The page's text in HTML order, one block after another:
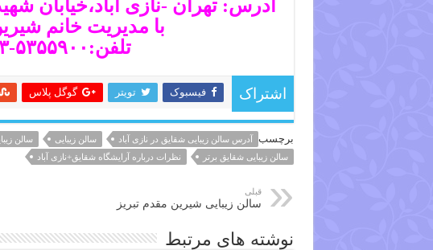
آدرس: تهران -نازی آباد،خیابان
با مدیریت خانم
تلفن:۵۳۵۵۹۰۰-۵۵۳۵۵۵۵۳
اشتراک فیسبوک تویتر گوگل پلاس
برچسب آدرس سالن زیبایی شقایق در نازی آباد سالن زیبایی سالن
سالن زیبایی شقایق برتر
نظرات درباره آرایشگاه شقایق+نازی آباد
قبلی
سالن زیبایی شیرین مقدم تبریز
نوشته های مرتبط